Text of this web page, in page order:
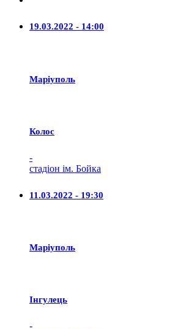
19.03.2022 - 14:00
Маріуполь
Колос
-
стадіон ім. Бойка
11.03.2022 - 19:30
Маріуполь
Iнгулець
-